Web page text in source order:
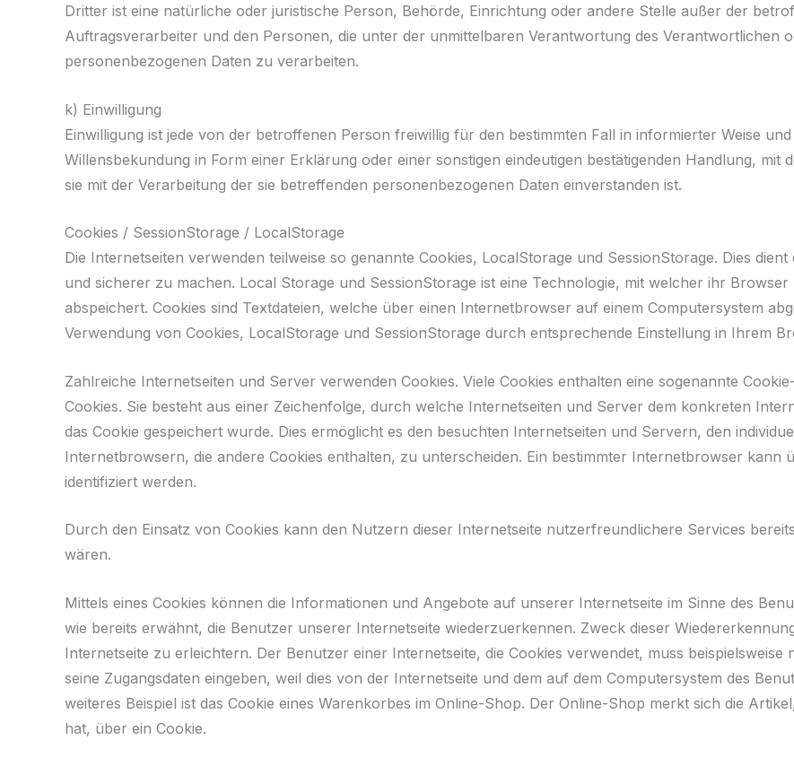
Dritter ist eine natürliche oder juristische Person, Behörde, Einrichtung oder andere Stelle außer der
Auftragsverarbeiter und den Personen, die unter der unmittelbaren Verantwortung des Verantwortlichen
personenbezogenen Daten zu verarbeiten.
k) Einwilligung
Einwilligung ist jede von der betroffenen Person freiwillig für den bestimmten Fall in informierter Weise
Willensbekundung in Form einer Erklärung oder einer sonstigen eindeutigen bestätigenden Handlung, mit
sie mit der Verarbeitung der sie betreffenden personenbezogenen Daten einverstanden ist.
Cookies / SessionStorage / LocalStorage
Die Internetseiten verwenden teilweise so genannte Cookies, LocalStorage und SessionStorage. Dies
und sicherer zu machen. Local Storage und SessionStorage ist eine Technologie, mit welcher ihr
abspeichert. Cookies sind Textdateien, welche über einen Internetbrowser auf einem Computersystem
Verwendung von Cookies, LocalStorage und SessionStorage durch entsprechende Einstellung in Ihrem
Zahlreiche Internetseiten und Server verwenden Cookies. Viele Cookies enthalten eine sogenannte
Cookies. Sie besteht aus einer Zeichenfolge, durch welche Internetseiten und Server dem konkreten
das Cookie gespeichert wurde. Dies ermöglicht es den besuchten Internetseiten und Servern, den
Internetbrowsern, die andere Cookies enthalten, zu unterscheiden. Ein bestimmter Internetbrowser kann
identifiziert werden.
Durch den Einsatz von Cookies kann den Nutzern dieser Internetseite nutzerfreundlichere Services
wären.
Mittels eines Cookies können die Informationen und Angebote auf unserer Internetseite im Sinne des
wie bereits erwähnt, die Benutzer unserer Internetseite wiederzuerkennen. Zweck dieser
Internetseite zu erleichtern. Der Benutzer einer Internetseite, die Cookies verwendet, muss
seine Zugangsdaten eingeben, weil dies von der Internetseite und dem auf dem Computersystem des
weiteres Beispiel ist das Cookie eines Warenkorbes im Online-Shop. Der Online-Shop merkt sich die
hat, über ein Cookie.